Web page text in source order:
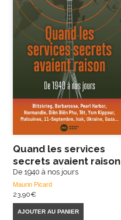
Quand les services
secrets avaient raison
De 1940 à nos jours
Maurin Picard
23,90€
AJOUTER AU PANIER